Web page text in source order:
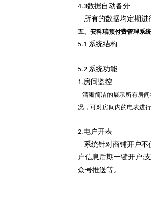
4.3数据自动备分
所有的数据均定期进
五、安科瑞预付费管理系
5.1 系统结构
5.2 系统功能
1.房间监控
清晰简洁的展示所有房
况，可对房间内的电表进
2.电户开表
系统针对商铺开户不
户信息后期一键开户;
众号推送等。